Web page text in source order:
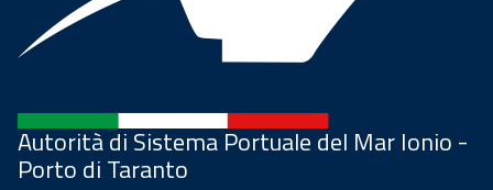
Autorità di Sistema Portuale del Mar Ionio -
Porto di Taranto